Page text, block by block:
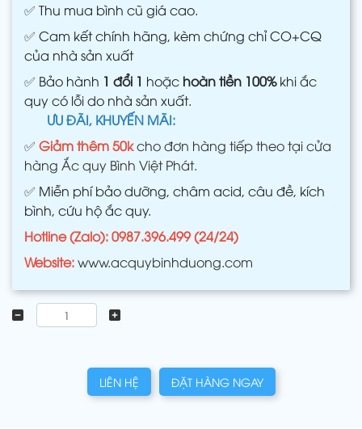
✅ Thu mua bình cũ giá cao.
✅ Cam kết chính hãng, kèm chứng chỉ CO+CQ
của nhà sản xuất
✅ Bảo hành 1 đổi 1 hoặc hoàn tiền 100%khi ắc
quy có lỗi do nhà sản xuất.
ƯU ĐÃI, KHUYẾN MÃI:
✅ Giảm thêm 50kcho đơn hàng tiếp theo tại cửa
hàng Ắc quy Bình Việt Phát.
✅ Miễn phí bảo dưỡng, châm acid, câu đề, kích
bình, cứu hộ ắc quy.
Hotline (Zalo): 0987.396.499 (24/24)
Website:www.acquybinhduong.com
LIÊN HỆ ĐẶT HÀNG NGAY